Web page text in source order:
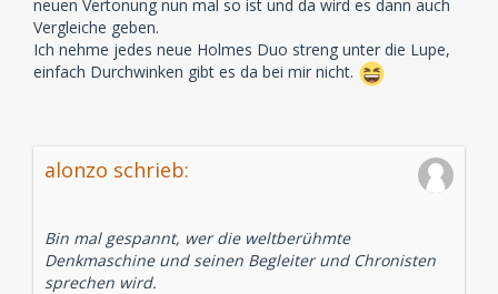
neuen Vertonung nun mal so ist und da wird es dann auch
Vergleiche geben.
Ich nehme jedes neue Holmes Duo streng unter die Lupe,
einfach Durchwinken gibt es da bei mir nicht.
alonzo schrieb:
Bin mal gespannt, wer die weltberühmte
Denkmaschine und seinen Begleiter und Chronisten
sprechen wird.